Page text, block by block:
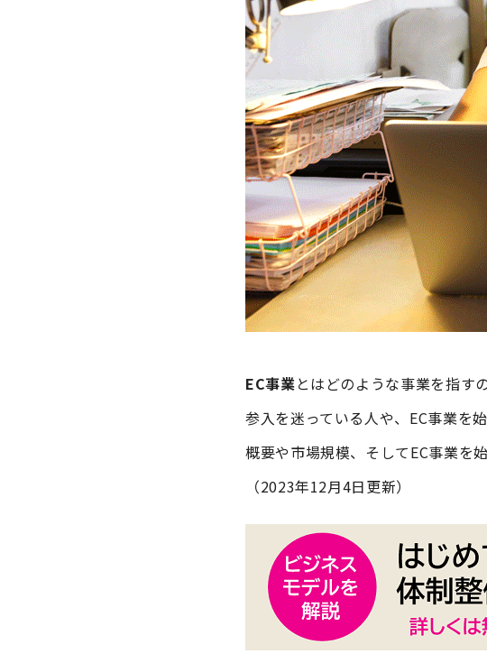
EC事業とはどのような事業を指す
参入を迷っている人や、EC事業を
概要や市場規模、そしてEC事業を
（2023年12月4日更新）